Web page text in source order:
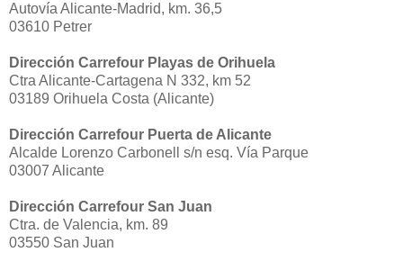
Autovía Alicante-Madrid, km. 36,5
03610 Petrer
Dirección Carrefour Playas de Orihuela
Ctra Alicante-Cartagena N 332, km 52
03189 Orihuela Costa (Alicante)
Dirección Carrefour Puerta de Alicante
Alcalde Lorenzo Carbonell s/n esq. Vía Parque
03007 Alicante
Dirección Carrefour San Juan
Ctra. de Valencia, km. 89
03550 San Juan